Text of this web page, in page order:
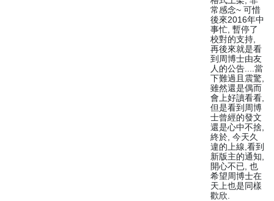
常感念~ 可惜
後來2016年中
事忙, 暫停了
校對的支持,
再後來就是看
到周博士由友
人的公告....當
下難過且震驚,
雖然還是偶而
會上好讀看看,
但是看到周博
士曾經的發文
還是心中不捨,
終於, 今天久
違的上線,看到
新版主的通知,
開心不已, 也
希望周博士在
天上也是同樣
歡欣.